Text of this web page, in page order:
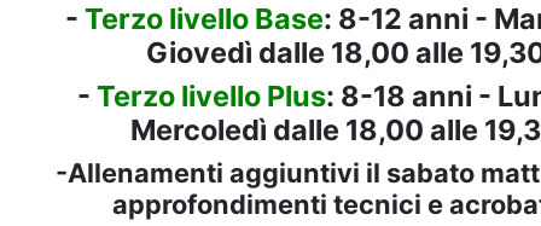
- Terzo livello Base: 8-12 anni -
Giovedì dalle 18,00 alle
- Terzo livello Plus: 8-18 anni -
Mercoledì dalle 18,00 alle
-Allenamenti aggiuntivi il sabato
approfondimenti tecnici e